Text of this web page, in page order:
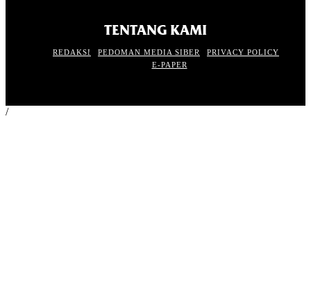
TENTANG KAMI
REDAKSI PEDOMAN MEDIA SIBER
PRIVACY POLICY
E-PAPER
/